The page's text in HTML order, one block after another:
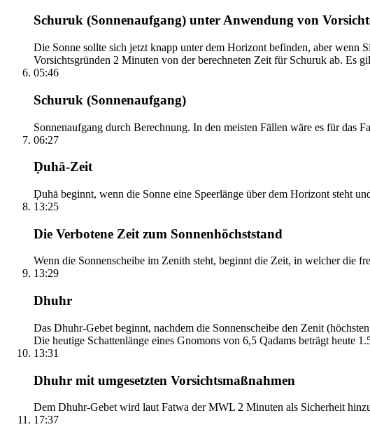
Schuruk (Sonnenaufgang) unter Anwendung von
Die Sonne sollte sich jetzt knapp unter dem Horizont befinden, aber wenn
Vorsichtsgründen 2 Minuten von der berechneten Zeit für Schuruk ab. Es
05:46
Schuruk (Sonnenaufgang)
Sonnenaufgang durch Berechnung. In den meisten Fällen wäre es für das
06:27
Ḍuhā-Zeit
Ḍuhā beginnt, wenn die Sonne eine Speerlänge über dem Horizont steht
13:25
Die Verbotene Zeit zum Sonnenhöchststand
Wenn die Sonnenscheibe im Zenith steht, beginnt die Zeit, in welcher die
13:29
Dhuhr
Das Dhuhr-Gebet beginnt, nachdem die Sonnenscheibe den Zenit
Die heutige Schattenlänge eines Gnomons von 6,5 Qadams beträgt heute
13:31
Dhuhr mit umgesetzten Vorsichtsmaßnahmen
Dem Dhuhr-Gebet wird laut Fatwa der MWL 2 Minuten als Sicherheit
17:37